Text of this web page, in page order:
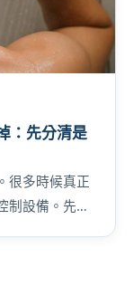
：先分清是
很多時候真正
制設備。先把